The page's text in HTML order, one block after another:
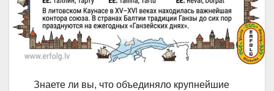
Знаете ли вы, что объединяло крупнейшие